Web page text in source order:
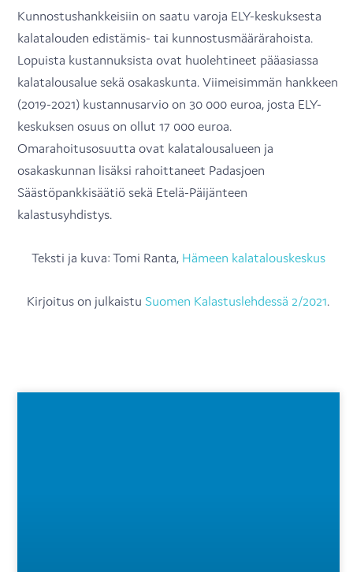
Kunnostushankkeisiin on saatu varoja ELY-keskuksesta
kalatalouden edistämis- tai kunnostusmäärärahoista.
Lopuista kustannuksista ovat huolehtineet pääasiassa
kalatalousalue sekä osakaskunta. Viimeisimmän hankkeen
(2019-2021) kustannusarvio on 30 000 euroa, josta ELY-
keskuksen osuus on ollut 17 000 euroa.
Omarahoitusosuutta ovat kalatalousalueen ja
osakaskunnan lisäksi rahoittaneet Padasjoen
Säästöpankkisäätiö sekä Etelä-Päijänteen
kalastusyhdistys.
Teksti ja kuva: Tomi Ranta, Hämeen kalatalouskeskus
Kirjoitus on julkaistuSuomen Kalastuslehdessä 2/2021.